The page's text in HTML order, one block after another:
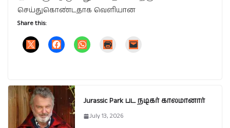
செய்துகொண்டதாக வெளியான
Share this:
Jurassic Park பட நடிகர் காலமானார்
July 13, 2026